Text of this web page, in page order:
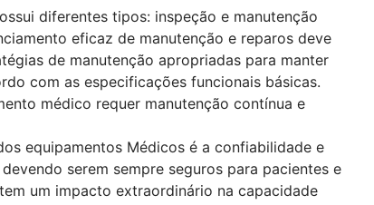
diferentes tipos: inspeção e manutenção
eficaz de manutenção e reparos deve
de manutenção apropriadas para manter
com as especificações funcionais básicas.
médico requer manutenção contínua e
equipamentos Médicos é a confiabilidade e
serem sempre seguros para pacientes e
um impacto extraordinário na capacidade